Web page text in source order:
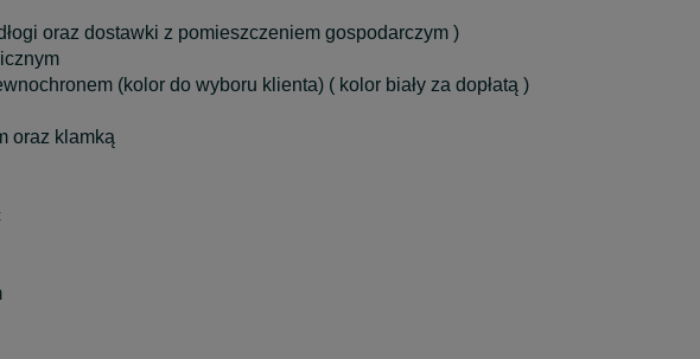
oraz dostawki z pomieszczeniem gospodarczym )
(kolor do wyboru klienta) ( kolor biały za dopłatą )
oraz klamką